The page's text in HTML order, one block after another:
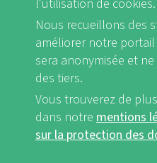
Sentiers Natura -
patrimoine
Tourisme sans
l'utilisation de cookies.
Nous recueillons des
améliorer notre portail
sera anonymisée et
des tiers.
Vous trouverez de
dans notre mentions
sur la protection des